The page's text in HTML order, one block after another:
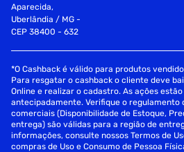
Aparecida,
Uberlândia / MG -
CEP 38400 - 632
*O Cashback é válido para produtos
Para resgatar o cashback o cliente deve
Online e realizar o cadastro. As ações
antecipadamente. Verifique o regulamento
comerciais (Disponibilidade de Estoque,
entrega) são válidas para a região de
informações, consulte nossos Termos de
compras de Uso e Consumo de Pessoa